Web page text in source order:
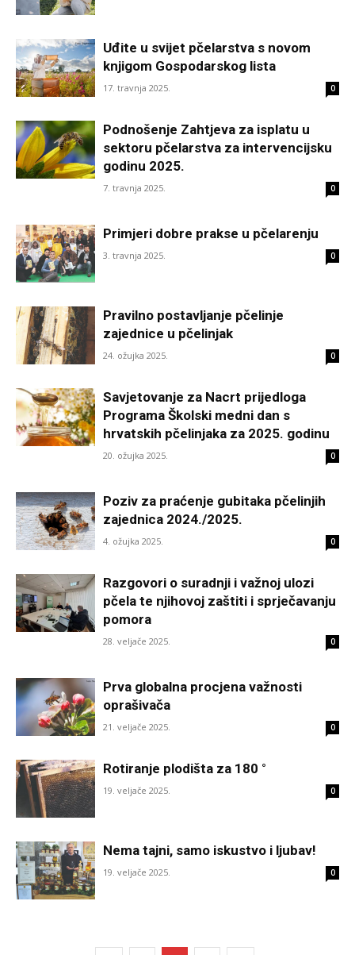
Uđite u svijet pčelarstva s novom
knjigom Gospodarskog lista
17. travnja 2025. 0
Podnošenje Zahtjeva za isplatu u
sektoru pčelarstva za intervencijsku
godinu 2025.
7. travnja 2025. 0
Primjeri dobre prakse u pčelarenju
3. travnja 2025. 0
Pravilno postavljanje pčelinje
zajednice u pčelinjak
24. ožujka 2025. 0
Savjetovanje za Nacrt prijedloga
Programa Školski medni dan s
hrvatskih pčelinjaka za 2025. godinu
20. ožujka 2025. 0
Poziv za praćenje gubitaka pčelinjih
zajednica 2024./2025.
4. ožujka 2025. 0
Razgovori o suradnji i važnoj ulozi
pčela te njihovoj zaštiti i sprječavanju
pomora
28. veljače 2025. 0
Prva globalna procjena važnosti
oprašivača
21. veljače 2025. 0
Rotiranje plodišta za 180 °
19. veljače 2025. 0
Nema tajni, samo iskustvo i ljubav!
19. veljače 2025. 0